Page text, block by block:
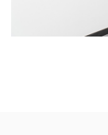
material 20
embutición